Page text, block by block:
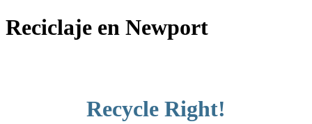
Reciclaje en Newport
Recycle Right!